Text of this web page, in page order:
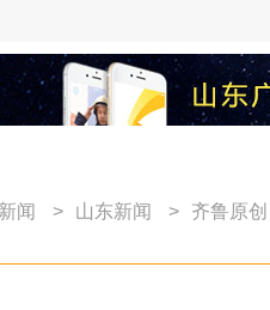
新闻 > 山东新闻 > 齐鲁原创